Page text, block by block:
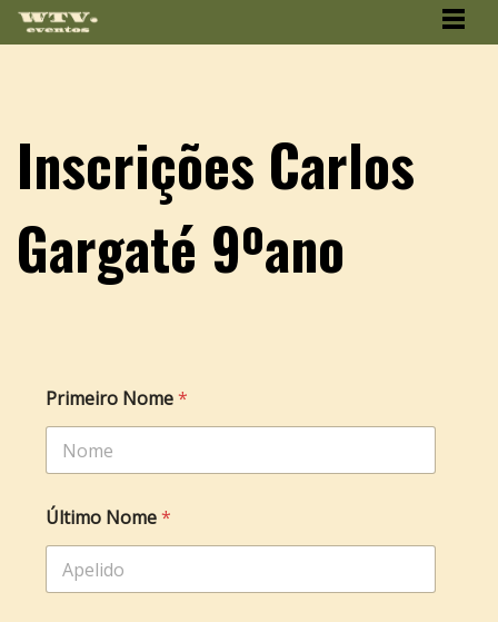
Inscrições Carlos
Gargaté 9ºano
Primeiro Nome*
Último Nome*